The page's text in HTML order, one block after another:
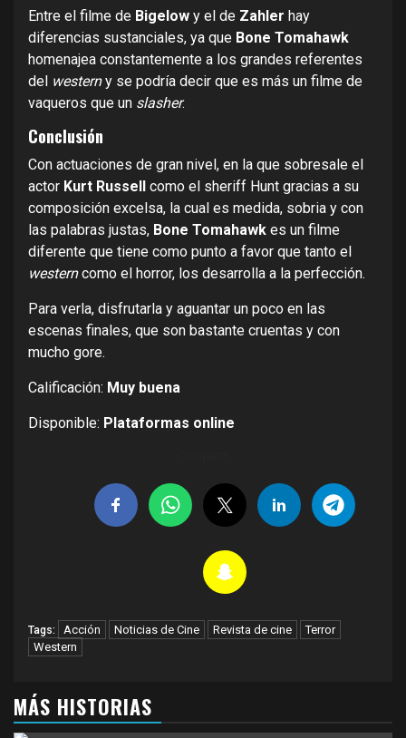
Entre el filme de Bigelow y el de Zahler hay
diferencias sustanciales, ya que Bone Tomahawk
homenajea constantemente a los grandes referentes
del westerny se podría decir que es más un filme de
vaqueros que un slasher.
Conclusión
Con actuaciones de gran nivel, en la que sobresale el
actor Kurt Russell como el sheriff Hunt gracias a su
composición excelsa, la cual es medida, sobria y con
las palabras justas, Bone Tomahawk es un filme
diferente que tiene como punto a favor que tanto el
westerncomo el horror, los desarrolla a la perfección.
Para verla, disfrutarla y aguantar un poco en las
escenas finales, que son bastante cruentas y con
mucho gore.
Calificación: Muy buena
Disponible: Plataformas online
Tags: Acción Noticias de Cine Revista de cine
Terror
Western
MÁS HISTORIAS